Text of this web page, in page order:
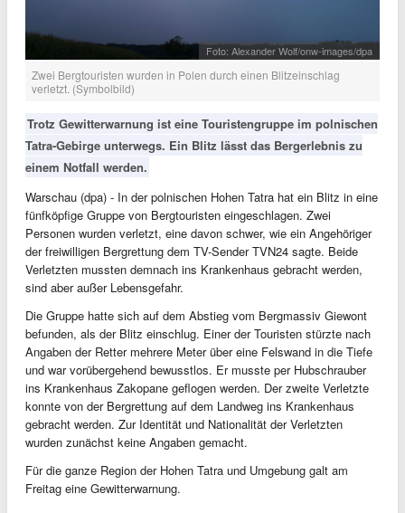
Foto: Alexander Wolf/onw-images/dpa
Zwei Bergtouristen wurden in Polen durch einen Blitzeinschlag
verletzt. (Symbolbild)
Trotz Gewitterwarnung ist eine Touristengruppe im polnischen
Tatra-Gebirge unterwegs. Ein Blitz lässt das Bergerlebnis zu
einem Notfall werden.
Warschau (dpa) - In der polnischen Hohen Tatra hat ein Blitz in eine
fünfköpfige Gruppe von Bergtouristen eingeschlagen. Zwei
Personen wurden verletzt, eine davon schwer, wie ein Angehöriger
der freiwilligen Bergrettung dem TV-Sender TVN24 sagte. Beide
Verletzten mussten demnach ins Krankenhaus gebracht werden,
sind aber außer Lebensgefahr.
Die Gruppe hatte sich auf dem Abstieg vom Bergmassiv Giewont
befunden, als der Blitz einschlug. Einer der Touristen stürzte nach
Angaben der Retter mehrere Meter über eine Felswand in die Tiefe
und war vorübergehend bewusstlos. Er musste per Hubschrauber
ins Krankenhaus Zakopane geflogen werden. Der zweite Verletzte
konnte von der Bergrettung auf dem Landweg ins Krankenhaus
gebracht werden. Zur Identität und Nationalität der Verletzten
wurden zunächst keine Angaben gemacht.
Für die ganze Region der Hohen Tatra und Umgebung galt am
Freitag eine Gewitterwarnung.